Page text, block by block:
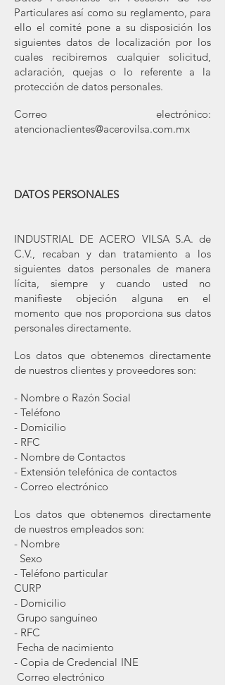
Particulares así como su reglamento, para
ello el comité pone a su disposición los
siguientes datos de localización por los
cuales recibiremos cualquier solicitud,
aclaración, quejas o lo referente a la
protección de datos personales.
Correo electrónico:
atencionaclientes@acerovilsa.com.mx
DATOS PERSONALES
INDUSTRIAL DE ACERO VILSA S.A. de
C.V., recaban y dan tratamiento a los
siguientes datos personales de manera
lícita, siempre y cuando usted no
manifieste objeción alguna en el
momento que nos proporciona sus datos
personales directamente.
Los datos que obtenemos directamente
de nuestros clientes y proveedores son:
- Nombre o Razón Social
- Teléfono
- Domicilio
- RFC
- Nombre de Contactos
- Extensión telefónica de contactos
- Correo electrónico
Los datos que obtenemos directamente
de nuestros empleados son:
- Nombre
Sexo
- Teléfono particular
CURP
- Domicilio
Grupo sanguíneo
- RFC
Fecha de nacimiento
- Copia de Credencial INE
Correo electrónico